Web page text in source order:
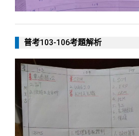
普考103-106考題解析